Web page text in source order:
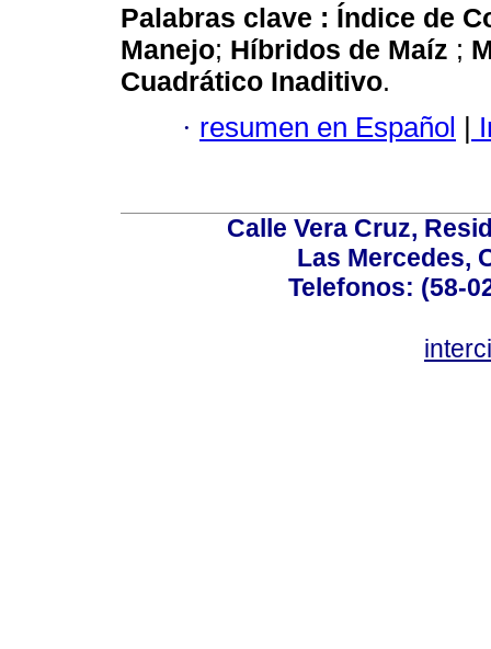
Palabras clave : Índice de
Manejo; Híbridos de Maíz ;
Cuadrático Inaditivo.
· resumen en Español
Calle Vera Cruz,
Las Mercedes,
Telefonos: (58-